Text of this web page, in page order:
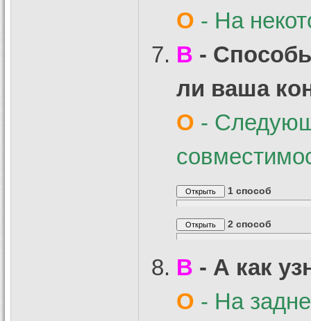
О - На
В -
ли ваша
О -
1 способ
2 способ
В - А как
О - На